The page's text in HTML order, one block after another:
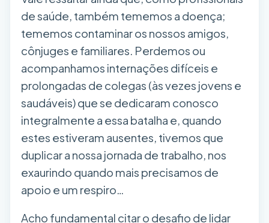
de saúde, também tememos a doença;
tememos contaminar os nossos amigos,
cônjuges e familiares. Perdemos ou
acompanhamos internações difíceis e
prolongadas de colegas (às vezes jovens e
saudáveis) que se dedicaram conosco
integralmente a essa batalha e, quando
estes estiveram ausentes, tivemos que
duplicar a nossa jornada de trabalho, nos
exaurindo quando mais precisamos de
apoio e um respiro…
Acho fundamental citar o desafio de lidar